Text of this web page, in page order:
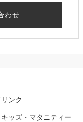
わせ
ンク
ッズ・マタニティー